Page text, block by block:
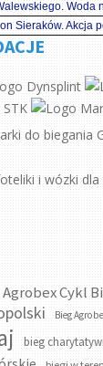
Woda
Sieraków. Akcja
Agrobex Cykl
Bieg
bieg